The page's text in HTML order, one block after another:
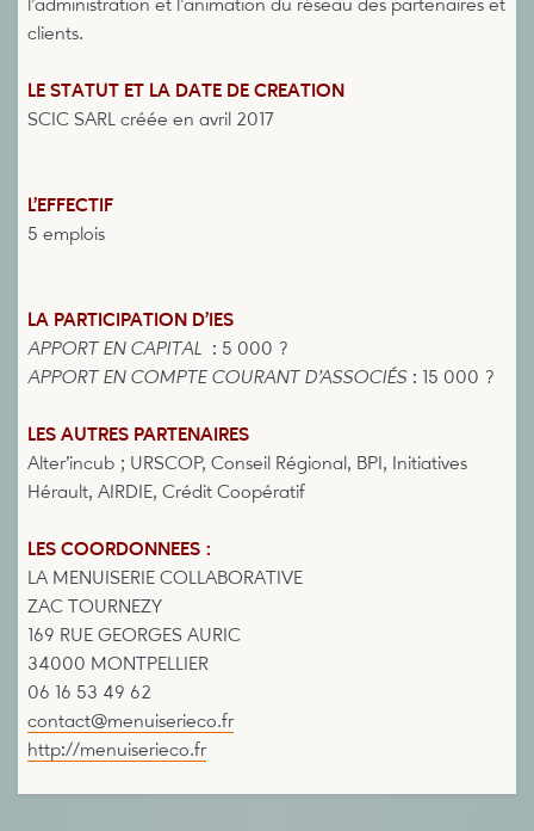
l’administration et l’animation du réseau des partenaires et
clients.
LE STATUT ET LA DATE DE CREATION
SCIC SARL créée en avril 2017
L’EFFECTIF
5 emplois
LA PARTICIPATION D’IES
APPORT EN CAPITAL
: 5 000 ?
APPORT EN COMPTE COURANT D’ASSOCIÉS : 15 000 ?
LES AUTRES PARTENAIRES
Alter’incub ; URSCOP, Conseil Régional, BPI, Initiatives
Hérault, AIRDIE, Crédit Coopératif
LES COORDONNEES :
LA MENUISERIE COLLABORATIVE
ZAC TOURNEZY
169 RUE GEORGES AURIC
34000 MONTPELLIER
06 16 53 49 62
contact@menuiserieco.fr
http://menuiserieco.fr